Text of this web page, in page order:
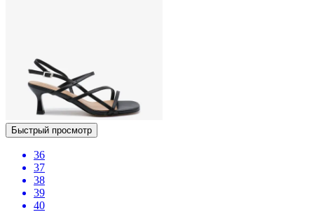
Быстрый просмотр
36
37
38
39
40